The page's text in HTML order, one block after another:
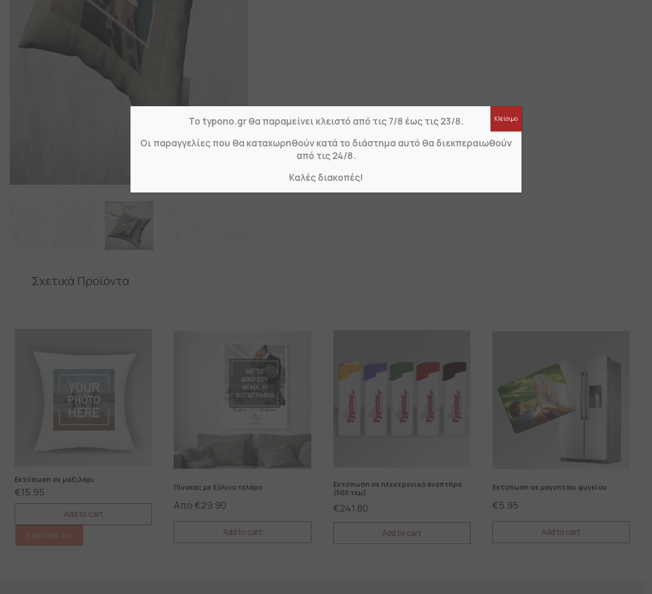
Σχετικά Προϊόντα
Εκτύπωση σε μαξιλάρι
€15.95
Add to cart
Σχεδίασέ το!
Πίνακας με ξύλινο τελάρο
Από€29.90
Add to cart
Εκτύπωση σε ηλεκτρονικό αναπτήρα
(500 τεμ)
€241.80
Add to cart
Εκτύπωση σε μαγνητάκι ψυγείου
€5.95
Add to cart
Το typono.gr θα παραμείνει κλειστό από τις 7/8 έως τις 23/8.
Οι παραγγελίες που θα καταχωρηθούν κατά το διάστημα αυτό θα διεκπεραιωθούν
από τις 24/8.
Καλές διακοπές!
Κλείσιμο